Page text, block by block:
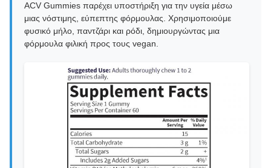
ACV Gummies παρέχει υποστήριξη για την υγεία μέσω
μιας νόστιμης, εύπεπτης φόρμουλας. Χρησιμοποιούμε
φυσικό μήλο, παντζάρι και ρόδι, δημιουργώντας μια
φόρμουλα φιλική προς τους vegan.